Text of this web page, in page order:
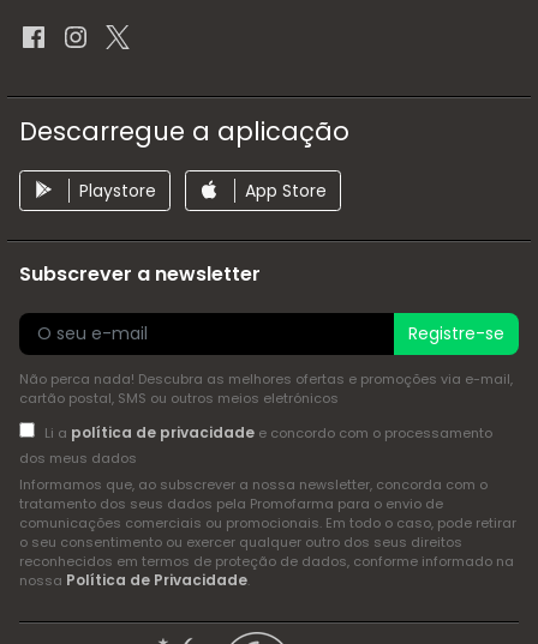
Descarregue a aplicação
Playstore App Store
Subscrever a newsletter
Registre-se
Não perca nada! Descubra as melhores ofertas e promoções via e-mail,
cartão postal, SMS ou outros meios eletrónicos
Li a política de privacidadee concordo com o processamento
dos meus dados
Informamos que, ao subscrever a nossa newsletter, concorda com o
tratamento dos seus dados pela Promofarma para o envio de
comunicações comerciais ou promocionais. Em todo o caso, pode retirar
o seu consentimento ou exercer qualquer outro dos seus direitos
reconhecidos em termos de proteção de dados, conforme informado na
nossa Política de Privacidade.